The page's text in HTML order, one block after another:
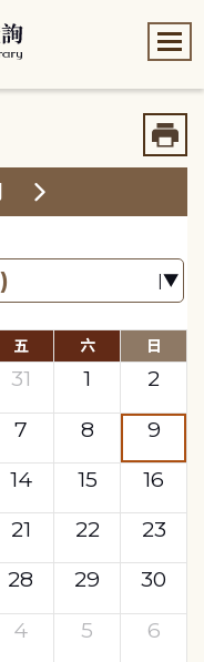
五 六 日
31 1
2
7 8
9
14 15
16
21 22
23
28 29
30
4 5 6